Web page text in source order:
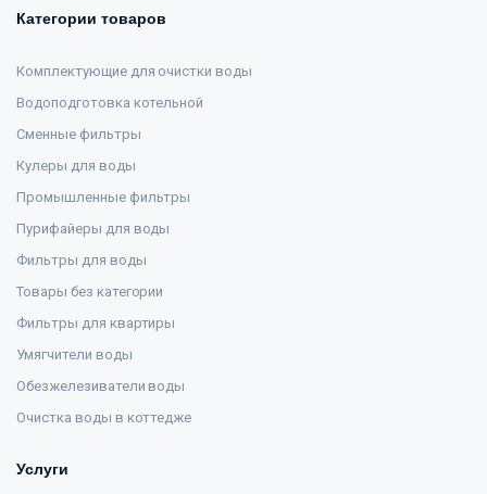
Категории товаров
Комплектующие для очистки воды
Водоподготовка котельной
Сменные фильтры
Кулеры для воды
Промышленные фильтры
Пурифайеры для воды
Фильтры для воды
Товары без категории
Фильтры для квартиры
Умягчители воды
Обезжелезиватели воды
Очистка воды в коттедже
Услуги